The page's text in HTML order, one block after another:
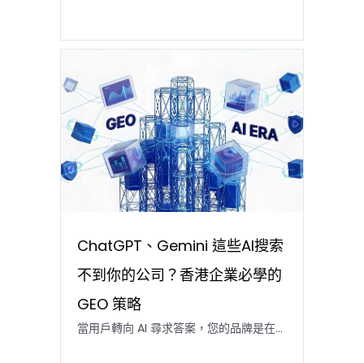
ChatGPT、Gemini 這些AI搜索
不到你的公司？香港企業必學的
GEO 策略
當用戶轉向 AI 尋求答案，您的品牌是在…